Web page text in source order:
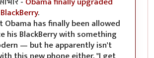
.
Obama has finally been allowed
his BlackBerry with something
— but he apparently isn't